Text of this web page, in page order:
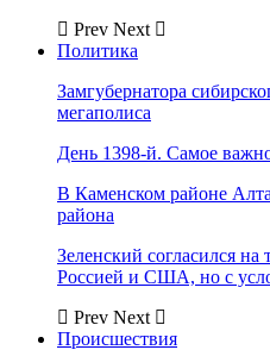
Prev Next
Политика
Замгубернатора
мегаполиса
День 1398-й. Самое
В Каменском районе
района
Зеленский согласился
Россией и США, но с
Prev Next
Происшествия